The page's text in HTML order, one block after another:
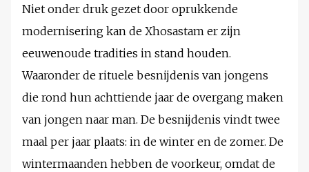
Niet onder druk gezet door oprukkende
modernisering kan de Xhosastam er zijn
eeuwenoude tradities in stand houden.
Waaronder de rituele besnijdenis van jongens
die rond hun achttiende jaar de overgang maken
van jongen naar man. De besnijdenis vindt twee
maal per jaar plaats: in de winter en de zomer. De
wintermaanden hebben de voorkeur, omdat de